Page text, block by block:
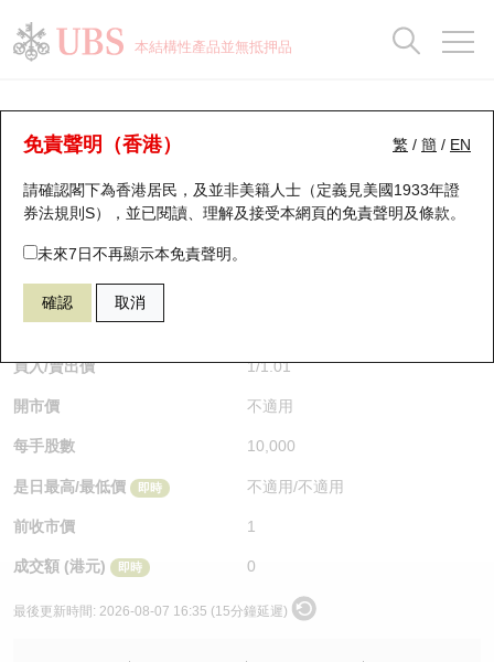
本結構性產品並無抵押品
繁 / 簡 / EN
免責聲明（香港）
請確認閣下為香港居民，及並非美籍人士（定義見美國1933年證
券法規則S），並已閱讀、理解及接受本網頁的免責聲明及條款。
未來7日不再顯示本免責聲明。
確認 取消
牛熊證分析儀
表現 街貨統計 比較
66912 瑞銀牛證 HSI 恒生指數
即時
買入/賣出價 1/1.01
開市價 不適用
每手股數 10,000
是日最高/最低價 即時 不適用/不適用
前收市價 1
成交額 (港元) 即時 0
最後更新時間: 2026-08-07 16:35 (15分鐘延遲)
瑞銀認股證一覽
新發行瑞銀認股證
即將到期認股證
認股證到期結算價查詢
認股證分析儀
認股證速算機
認股證/牛熊證日誌
認股證文件及公告
街貨統計
比較
牛熊全景快搜
牛熊證搜尋
牛熊證街貨分佈圖
正股牛熊證列表
新發行瑞銀牛熊證
已收回牛熊證剩餘價值
牛熊證到期結算價查詢
牛熊證分析儀
街貨統計
比較
十大升幅/跌幅
十大認股證成交分佈
十天股證佔大市成交
資金流
街貨統計
三十大平均引伸波幅
正股分析儀
二十大活躍股份
恒指成份股
國指成份股
科指成份股
相關資產沽空
中資ETFs溢價比較
AH 股價對照
持股比重
顯示所有持股比重
每月輪證大市專題
輪證專欄
講座及教育短片
認股證投資者教育
牛熊證投資者教育
認股證牛熊證常問問題